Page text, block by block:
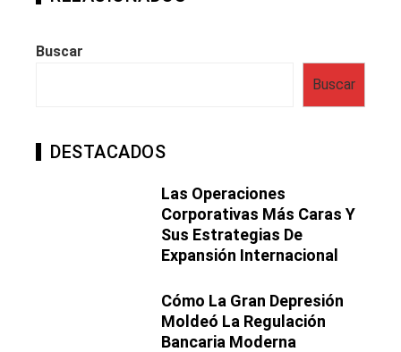
Buscar
Buscar
DESTACADOS
Las Operaciones
Corporativas Más Caras Y
Sus Estrategias De
Expansión Internacional
Cómo La Gran Depresión
Moldeó La Regulación
Bancaria Moderna